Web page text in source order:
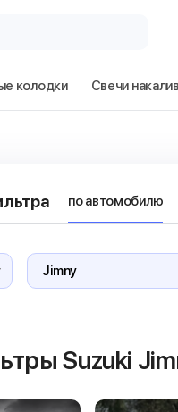
колодки Свечи
по автомобилю
Suzuki